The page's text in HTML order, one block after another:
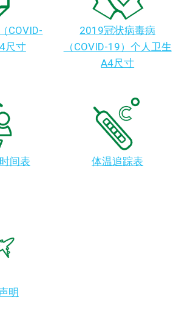
COVID-
尺寸
2019冠状病毒病
（COVID-19）个人卫生
A4尺寸
间表 体温追踪表
明